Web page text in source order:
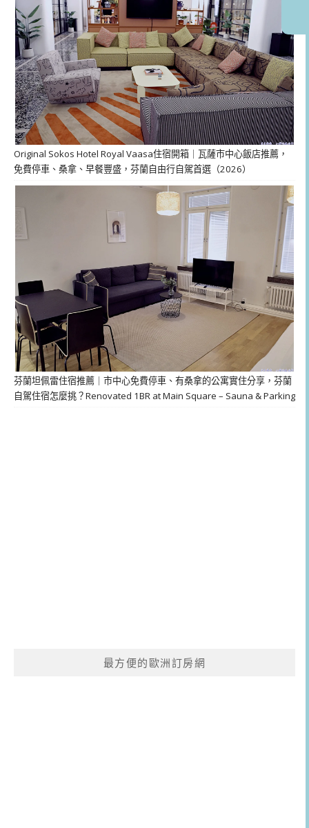
Original Sokos Hotel Royal Vaasa住宿開箱｜瓦薩市中心飯店推薦，
免費停車、桑拿、早餐豐盛，芬蘭自由行自駕首選（2026）
芬蘭坦佩雷住宿推薦｜市中心免費停車、有桑拿的公寓實住分享，芬蘭
自駕住宿怎麼挑？Renovated 1BR at Main Square – Sauna & Parking
最方便的歐洲訂房網